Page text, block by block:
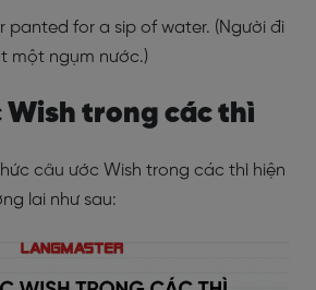
panted for a sip of water. (Người đi
một ngụm nước.)
Wish trong các thì
câu ước Wish trong các thì hiện
lai như sau: